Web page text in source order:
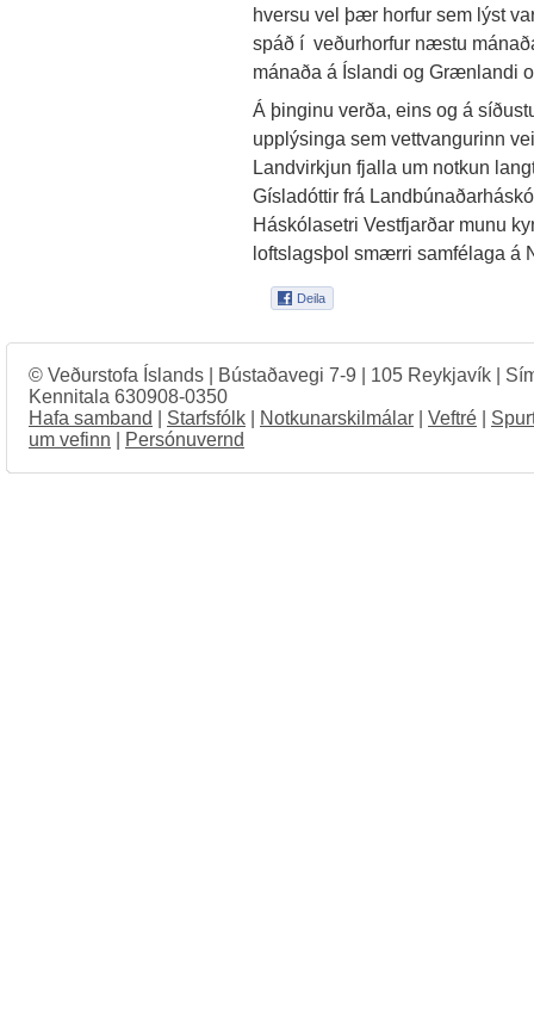
hversu vel þær horfur sem lýst
spáð í veðurhorfur næstu
mánaða á Íslandi og Grænlandi
Á þinginu verða, eins og á
upplýsinga sem vettvangurinn
Landvirkjun fjalla um notkun
Gísladóttir frá
Háskólasetri Vestfjarðar munu
loftslagsþol smærri samfélaga á
© Veðurstofa Íslands | Bústaðavegi 7-9 | 105 Reykjavík |
Kennitala 630908-0350
Hafa samband
Starfsfólk Notkunarskilmálar Veftré
um vefinn
Persónuvernd